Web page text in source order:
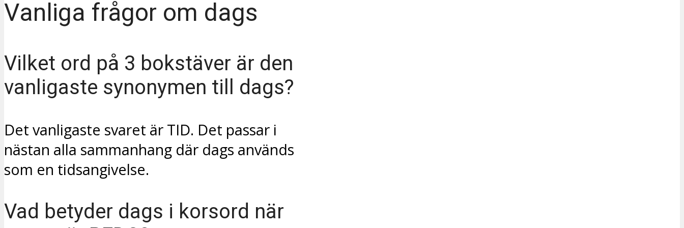
Vanliga frågor om dags
Vilket ord på 3 bokstäver är den
vanligaste synonymen till dags?
Det vanligaste svaret är TID. Det passar i
nästan alla sammanhang där dags används
som en tidsangivelse.
Vad betyder dags i korsord när